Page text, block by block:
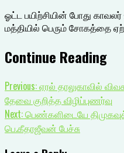
ஓட்ட பயிற்சியின் போது
மத்தியில் பெரும் சோகத்தை
Continue Reading
Previous:ஏரல் தாலுகாவில்
தேவை குறித்த விழிப்புணர்வு
Next:பெண்களிடையே
பெ.கீதாஜீவன் பேச்சு